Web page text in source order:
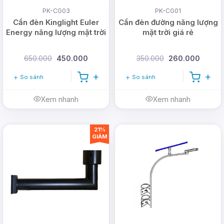
www.dmtsolar.vn
PK-CG03
Cần đèn Kinglight Euler
Energy năng lượng mặt trời
650.000 450.000
So sánh
Xem nhanh
PK-CG01
Cần đèn đường năng lượng
mặt trời giá rẻ
350.000 260.000
So sánh
Xem nhanh
21%
GIẢM